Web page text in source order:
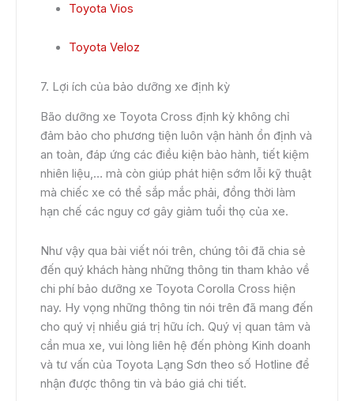
Toyota Vios
Toyota Veloz
7. Lợi ích của bảo dưỡng xe định kỳ
Bão dưỡng xe Toyota Cross định kỳ không chỉ
đảm bảo cho phương tiện luôn vận hành ổn định và
an toàn, đáp ứng các điều kiện bảo hành, tiết kiệm
nhiên liệu,… mà còn giúp phát hiện sớm lỗi kỹ thuật
mà chiếc xe có thể sắp mắc phải, đồng thời làm
hạn chế các nguy cơ gây giảm tuổi thọ của xe.
Như vậy qua bài viết nói trên, chúng tôi đã chia sẻ
đến quý khách hàng những thông tin tham khảo về
chi phí bảo dưỡng xe Toyota Corolla Cross hiện
nay. Hy vọng những thông tin nói trên đã mang đến
cho quý vị nhiều giá trị hữu ích. Quý vị quan tâm và
cần mua xe, vui lòng liên hệ đến phòng Kinh doanh
và tư vấn của Toyota Lạng Sơn theo số Hotline để
nhận được thông tin và báo giá chi tiết.